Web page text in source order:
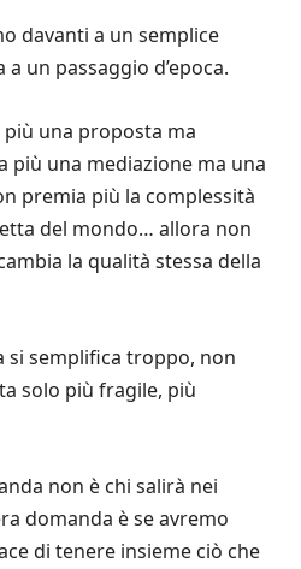
davanti a un semplice
un passaggio d’epoca.
più una proposta ma
più una mediazione ma una
premia più la complessità
del mondo… allora non
la qualità stessa della
si semplifica troppo, non
solo più fragile, più
non è chi salirà nei
domanda è se avremo
di tenere insieme ciò che